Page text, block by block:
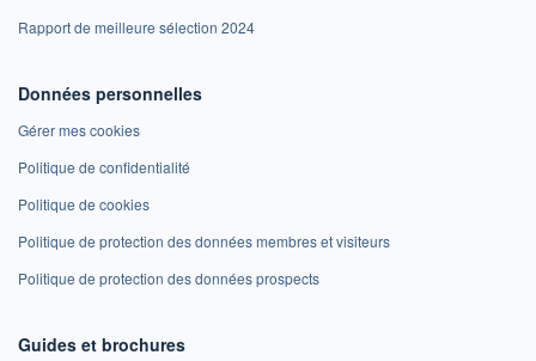
Rapport de meilleure sélection 2024
Données personnelles
Gérer mes cookies
Politique de confidentialité
Politique de cookies
Politique de protection des données membres et visiteurs
Politique de protection des données prospects
Guides et brochures